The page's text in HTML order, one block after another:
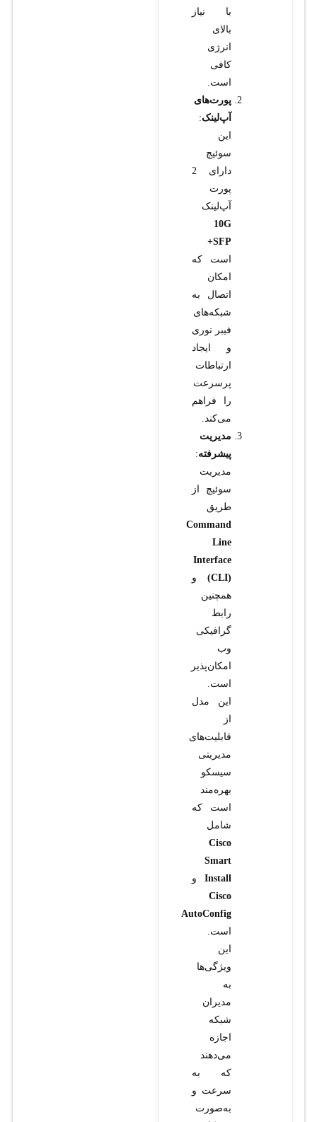
با نیاز
بالای
انرژی
کافی
است.
پورت‌های
آپ‌لینک:
این
سوئیچ
دارای 2
پورت
آپ‌لینک
10G
SFP+
است که
امکان
اتصال به
شبکه‌های
فیبر نوری
و ایجاد
ارتباطات
پرسرعت
را فراهم
می‌کند.
مدیریت
پیشرفته:
مدیریت
سوئیچ از
طریق
Command
Line
Interface
(CLI)و
همچنین
رابط
گرافیکی
وب
امکان‌پذیر
است.
این مدل
از
قابلیت‌های
مدیریتی
سیسکو
بهره‌مند
است که
شامل
Cisco
Smart
Installو
Cisco
AutoConfig
است.
این
ویژگی‌ها
به
مدیران
شبکه
اجازه
می‌دهند
که به
سرعت و
به‌صورت